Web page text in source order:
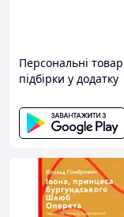
Книги ідеально
зручна оплата
Сплатити за
способами:
1.
замовлення по
Персональні
підбірки у додатку